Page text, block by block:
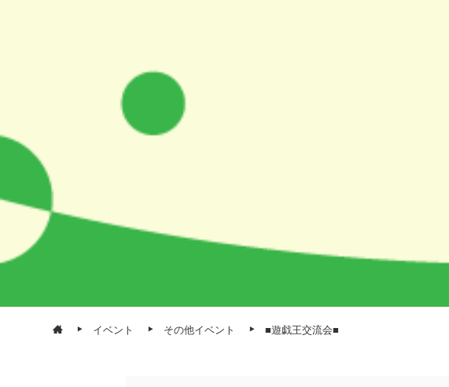
イベント その他イベント ■遊戯王交流会■